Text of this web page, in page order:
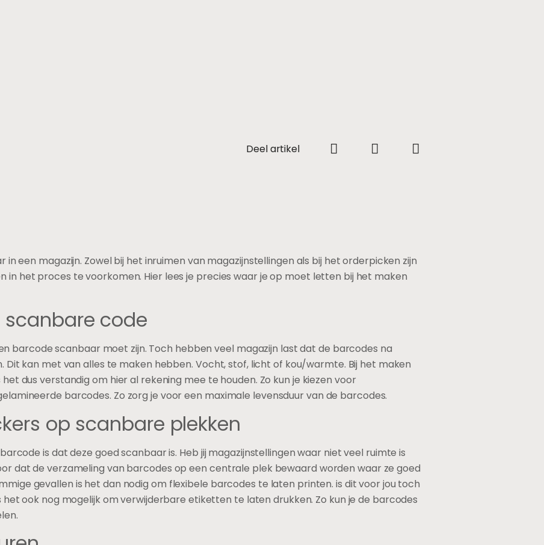
Deel artikel
in een magazijn. Zowel bij het inruimen van magazijnstellingen als bij het orderpicken zijn
in het proces te voorkomen. Hier lees je precies waar je op moet letten bij het maken
scanbare code
barcode scanbaar moet zijn. Toch hebben veel magazijn last dat de barcodes na
Dit kan met van alles te maken hebben. Vocht, stof, licht of kou/warmte. Bij het maken
het dus verstandig om hier al rekening mee te houden. Zo kun je kiezen voor
barcodes. Zo zorg je voor een maximale levensduur van de barcodes.
op scanbare plekken
is dat deze goed scanbaar is. Heb jij magazijnstellingen waar niet veel ruimte is
dat de verzameling van barcodes op een centrale plek bewaard worden waar ze goed
gevallen is het dan nodig om flexibele barcodes te laten printen. is dit voor jou toch
het ook nog mogelijk om verwijderbare etiketten te laten drukken. Zo kun je de barcodes